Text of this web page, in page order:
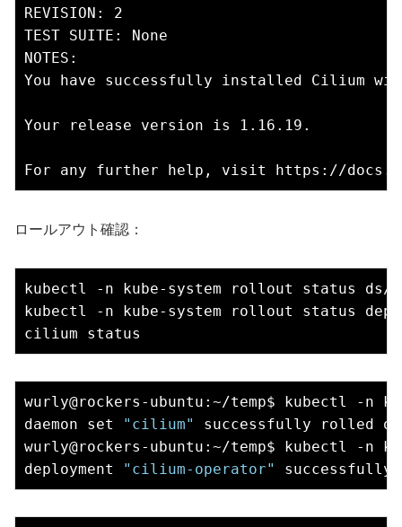
REVISION: 2
TEST SUITE: None
NOTES:
You have successfully installed Cilium
Your release version is 1.16.19.
ロールアウト確認：
kubectl -n kube-system rollout status ds/
kubectl -n kube-system rollout status
wurly@rockers-ubuntu:~/temp$ kubectl -n
daemon set
"cilium"
successfully rolled
wurly@rockers-ubuntu:~/temp$ kubectl -n
deployment
"cilium-operator"